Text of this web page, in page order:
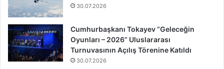
30.07.2026
Cumhurbaşkanı Tokayev “Geleceğin
Oyunları – 2026” Uluslararası
Turnuvasının Açılış Törenine Katıldı
30.07.2026